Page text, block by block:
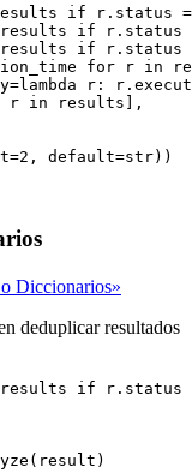
if r.status
results if r.status
results if r.status
for r in
=lambda r :
r in results
,
=2 , default=str))
Diccionarios»
deduplicar resultados
results if r.status
( result )